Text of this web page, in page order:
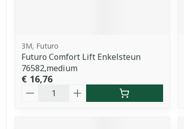
3M, Futuro
Futuro Comfort Lift Enkelsteun
76582,medium
€ 16,76